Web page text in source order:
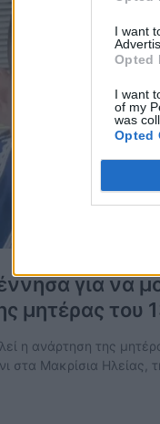
I want
Opted
I want
of my
was
Opted